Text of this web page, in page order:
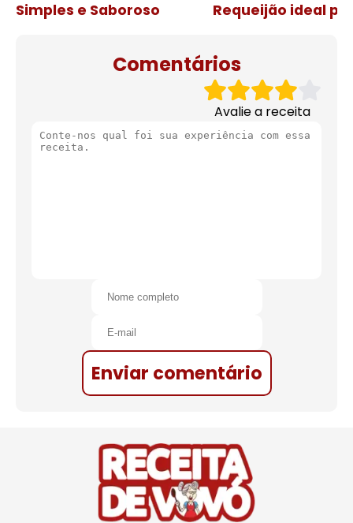
Simples e Saboroso
Requeijão ideal
Comentários
Avalie a receita
Enviar comentário